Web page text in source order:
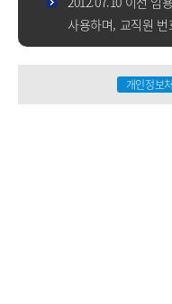
사용하며, 교직원
개인정보